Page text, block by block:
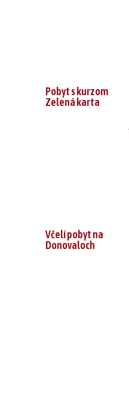
Pobyt s kurzom
Zelená karta
Včelí pobyt na
Donovaloch